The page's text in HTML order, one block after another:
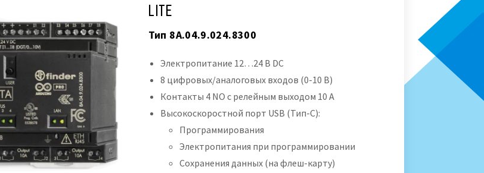
LITE
Тип 8A.04.9.024.8300
Электропитание 12…24 В DC
8 цифровых/аналоговых входов (0-10 В)
Контакты 4 NO с релейным выходом 10 А
Высокоскоростной порт USB (Тип-C):
Программирования
Электропитания при программировании
Сохранения данных (на флеш-карту)